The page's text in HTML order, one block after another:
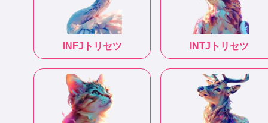
INFJ トリセツ INTJ トリセツ